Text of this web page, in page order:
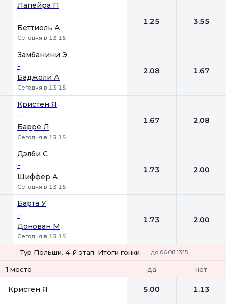
Лапейра П
-
Беттиоль А
Сегодня в 13:15
1.25 3.55
Замбанини Э
-
Баджоли А
Сегодня в 13:15
2.08 1.67
Кристен Я
-
Барре Л
Сегодня в 13:15
1.67 2.08
Дэлби С
-
Шиффер А
Сегодня в 13:15
1.73 2.00
Барта У
-
Донован М
Сегодня в 13:15
1.73 2.00
Тур Польши. 4-й этап. Итоги гонки до 06.08 13:15
1 место да нет
Кристен Я 5.00 1.13